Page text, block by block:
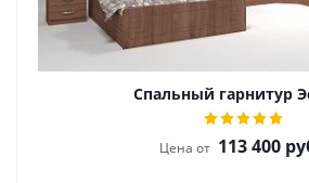
Спальный гарнитур
Цена от 113 400